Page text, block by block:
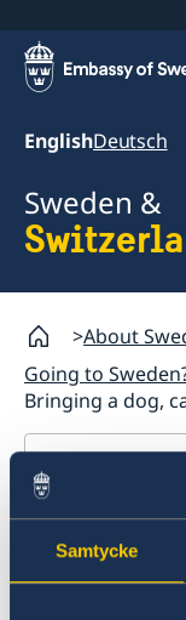
Samtycke
EnglishDeutsch
Sweden &
About
Going to
Bringing a dog,
Switzerland
Going to
Visiting Sweden
to